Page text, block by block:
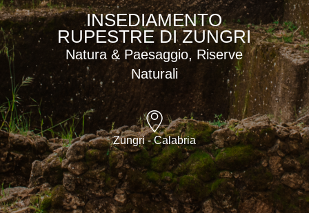
INSEDIAMENTO
RUPESTRE DI ZUNGRI
Natura & Paesaggio, Riserve
Naturali
Zungri - Calabria